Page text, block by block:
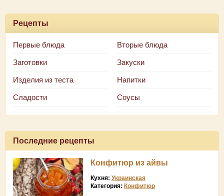
Рецепты
Первые блюда Вторые блюда
Заготовки Закуски
Изделия из теста Напитки
Сладости Соусы
Последние рецепты
Конфитюр из айвы
Кухня: Украинская
Категория: Конфитюр